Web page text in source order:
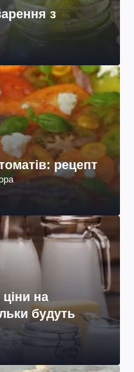
з
рецепт
на
будуть